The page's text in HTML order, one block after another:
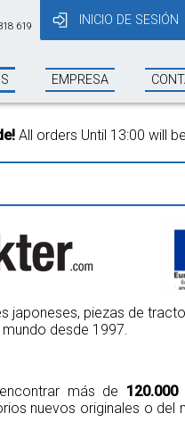
619
INICIO DE SESIÓN
EMPRESA
13:00 will be shipped
japoneses, piezas de
desde 1997.
más de 120.000
nuevos originales o del